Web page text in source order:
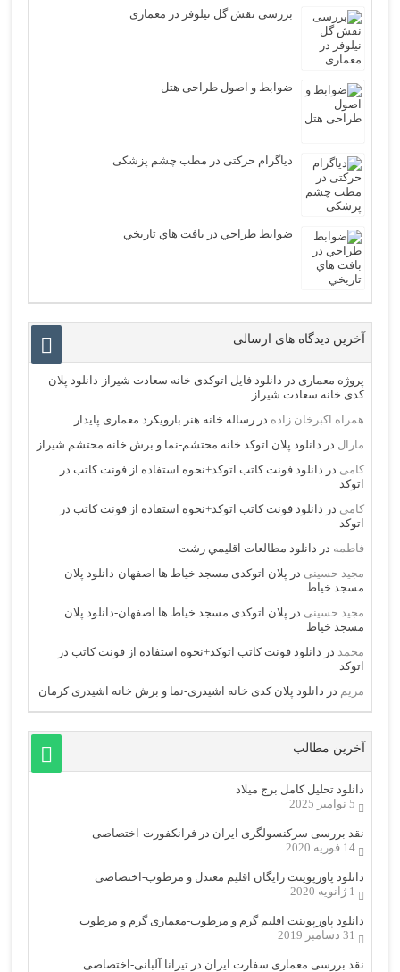
بررسی نقش گل نیلوفر در معماری
ضوابط و اصول طراحی هتل
دیاگرام حرکتی در مطب چشم پزشکی
ضوابط طراحي در بافت هاي تاريخي
آخرین دیدگاه های ارسالی
پروژه معماری در دانلود فایل اتوکدی خانه سعادت شیراز-دانلود پلان
کدی خانه سعادت شیراز
همراه اکبرخان زاده دررساله خانه هنر بارویکرد معماری پایدار
مارال در دانلود پلان اتوکد خانه محتشم-نما و برش خانه محتشم شیراز
کامی در دانلود فونت کاتب اتوکد+نحوه استفاده از فونت کاتب در
اتوکد
کامی در دانلود فونت کاتب اتوکد+نحوه استفاده از فونت کاتب در
اتوکد
فاطمه در دانلود مطالعات اقليمي رشت
مجید حسینی در پلان اتوکدی مسجد خیاط ها اصفهان-دانلود پلان
مسجد خیاط
مجید حسینی در پلان اتوکدی مسجد خیاط ها اصفهان-دانلود پلان
مسجد خیاط
محمد در دانلود فونت کاتب اتوکد+نحوه استفاده از فونت کاتب در
اتوکد
مریم در دانلود پلان کدی خانه اشیدری-نما و برش خانه اشیدری کرمان
آخرین مطالب
دانلود تحلیل کامل برج میلاد
5 نوامبر 2025
نقد بررسی سرکنسولگری ایران در فرانکفورت-اختصاصی
14 فوریه 2020
دانلود پاورپوینت رایگان اقلیم معتدل و مرطوب-اختصاصی
1 ژانویه 2020
دانلود پاورپوینت اقلیم گرم و مرطوب-معماری گرم و مرطوب
31 دسامبر 2019
نقد بررسی معماری سفارت ایران در تیرانا آلبانی-اختصاصی